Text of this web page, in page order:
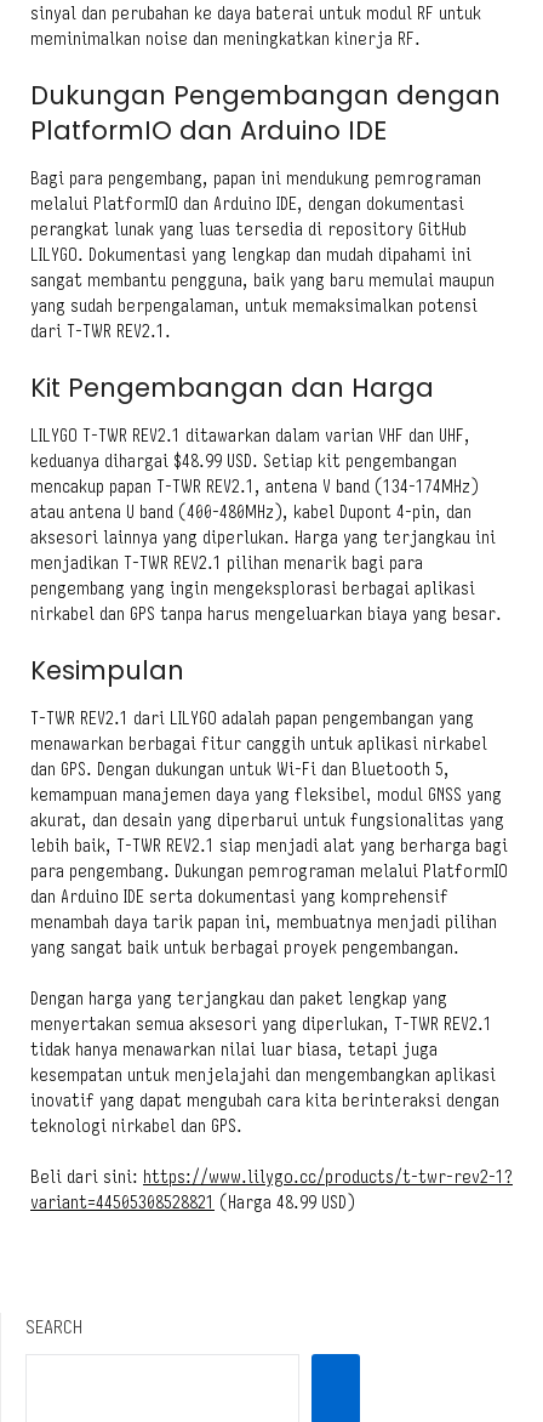
sinyal dan perubahan ke daya baterai untuk modul RF untuk
meminimalkan noise dan meningkatkan kinerja RF.
Dukungan Pengembangan dengan
PlatformIO dan Arduino IDE
Bagi para pengembang, papan ini mendukung pemrograman
melalui PlatformIO dan Arduino IDE, dengan dokumentasi
perangkat lunak yang luas tersedia di repository GitHub
LILYGO. Dokumentasi yang lengkap dan mudah dipahami ini
sangat membantu pengguna, baik yang baru memulai maupun
yang sudah berpengalaman, untuk memaksimalkan potensi
dari T-TWR REV2.1.
Kit Pengembangan dan Harga
LILYGO T-TWR REV2.1 ditawarkan dalam varian VHF dan UHF,
keduanya dihargai $48.99 USD. Setiap kit pengembangan
mencakup papan T-TWR REV2.1, antena V band (134-174MHz)
atau antena U band (400-480MHz), kabel Dupont 4-pin, dan
aksesori lainnya yang diperlukan. Harga yang terjangkau ini
menjadikan T-TWR REV2.1 pilihan menarik bagi para
pengembang yang ingin mengeksplorasi berbagai aplikasi
nirkabel dan GPS tanpa harus mengeluarkan biaya yang besar.
Kesimpulan
T-TWR REV2.1 dari LILYGO adalah papan pengembangan yang
menawarkan berbagai fitur canggih untuk aplikasi nirkabel
dan GPS. Dengan dukungan untuk Wi-Fi dan Bluetooth 5,
kemampuan manajemen daya yang fleksibel, modul GNSS yang
akurat, dan desain yang diperbarui untuk fungsionalitas yang
lebih baik, T-TWR REV2.1 siap menjadi alat yang berharga bagi
para pengembang. Dukungan pemrograman melalui PlatformIO
dan Arduino IDE serta dokumentasi yang komprehensif
menambah daya tarik papan ini, membuatnya menjadi pilihan
yang sangat baik untuk berbagai proyek pengembangan.
Dengan harga yang terjangkau dan paket lengkap yang
menyertakan semua aksesori yang diperlukan, T-TWR REV2.1
tidak hanya menawarkan nilai luar biasa, tetapi juga
kesempatan untuk menjelajahi dan mengembangkan aplikasi
inovatif yang dapat mengubah cara kita berinteraksi dengan
teknologi nirkabel dan GPS.
Beli dari sini: https://www.lilygo.cc/products/t-twr-rev2-1?
variant=44505308528821 (Harga 48.99 USD)
SEARCH